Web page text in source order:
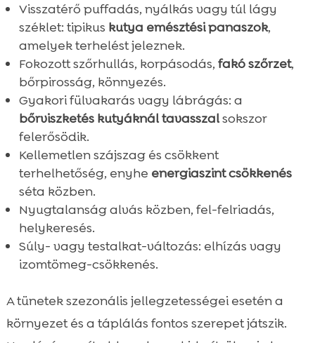
Visszatérő puffadás, nyálkás vagy túl lágy
széklet: tipikus kutya emésztési panaszok,
amelyek terhelést jeleznek.
Fokozott szőrhullás, korpásodás, fakó szőrzet,
bőrpirosság, könnyezés.
Gyakori fülvakarás vagy lábrágás: a
bőrviszketés kutyáknál tavasszalsokszor
felerősödik.
Kellemetlen szájszag és csökkent
terhelhetőség, enyhe energiaszint csökkenés
séta közben.
Nyugtalanság alvás közben, fel-felriadás,
helykeresés.
Súly- vagy testalkat-változás: elhízás vagy
izomtömeg-csökkenés.
A tünetek szezonális jellegzetességei esetén a
környezet és a táplálás fontos szerepet játszik.